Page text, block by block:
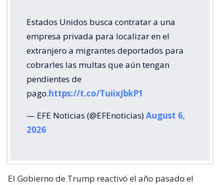
Estados Unidos busca contratar a una
empresa privada para localizar en el
extranjero a migrantes deportados para
cobrarles las multas que aún tengan
pendientes de
pago.https://t.co/TuiixJbkP1
— EFE Noticias (@EFEnoticias)August 6,
2026
El Gobierno de Trump reactivó el año pasado el